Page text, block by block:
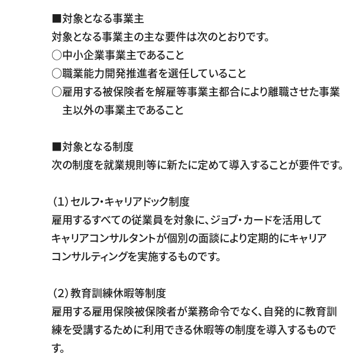
■対象となる事業主
対象となる事業主の主な要件は次のとおりです。
○中小企業事業主であること
○職業能力開発推進者を選任していること
○雇用する被保険者を解雇等事業主都合により離職させた事業
主以外の事業主であること
■対象となる制度
次の制度を就業規則等に新たに定めて導入することが要件です。
（１）セルフ・キャリアドック制度
雇用するすべての従業員を対象に、ジョブ・カードを活用して
キャリアコンサルタントが個別の面談により定期的にキャリア
コンサルティングを実施するものです。
（２）教育訓練休暇等制度
雇用する雇用保険被保険者が業務命令でなく、自発的に教育訓
練を受講するために利用できる休暇等の制度を導入するもので
す。